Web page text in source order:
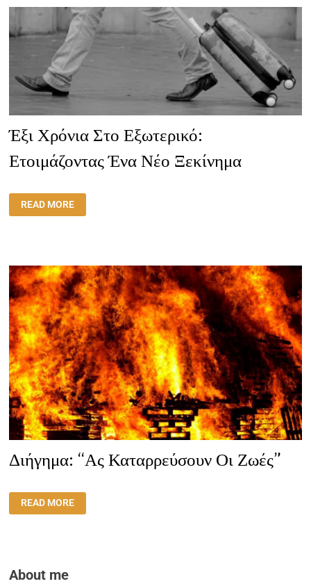
ΈΝΑ
ΝΈΟ
ΞΕΚΊΝΗΜΑ.
Έξι Χρόνια Στο Εξωτερικό:
Ετοιμάζοντας Ένα Νέο Ξεκίνημα
ΈΞΙ
ΧΡΌΝΙΑ
ΣΤΟ
ΞΕΚΊΝΗΜΑ
READ MORE
Διήγημα: “Ας Καταρρεύσουν Οι Ζωές”
ΔΙΉΓΗΜΑ:
“ΑΣ
ΚΑΤΑΡΡΕΎΣΟΥΝ
READ MORE
About me